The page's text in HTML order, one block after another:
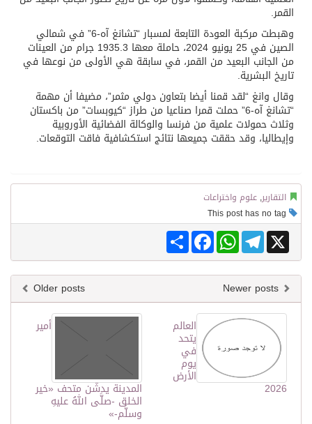
القمر.
وهبطت مركبة العودة التابعة لمسبار “تشانغ آه-6” في شمالي
الصين في 25 يونيو 2024، حاملة معها 1935.3 جرام من العينات
من الجانب البعيد من القمر، في سابقة هي الأولى من نوعها في
تاريخ البشرية.
وقال وانغ “لقد قمنا أيضا بتعاون دولي مثمر”، مضيفا أن مهمة
“تشانغ آه-6” حملت قمرا صناعيا من طراز “كيوبسات” من باكستان
وثلاث حمولات علمية من فرنسا والوكالة الفضائية الأوروبية
وإيطاليا، وقد حققت جميعها نتائج استكشافية فاقت التوقعات.
التقارير, علوم واختراعات
Share
FacebookWhatsAppTelegram X
Older posts
أمير
المدينة يدشّن متحف «خير
الخلق -صلَّى اللهُ عليهِ
وسلَّم-»
العالم
يتحد
في
يوم
الأرض
2026